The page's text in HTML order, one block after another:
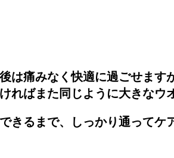
は痛みなく快適に過ごせます
ればまた同じように大きなウ
きるまで、しっかり通ってケ